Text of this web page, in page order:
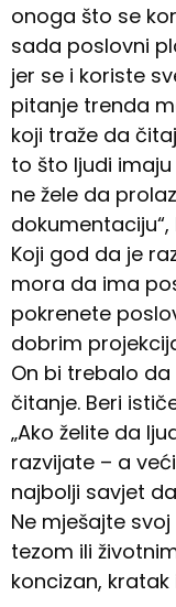
onoga što se
sada poslovni
jer se i koriste
pitanje trenda
koji traže da
to što ljudi
ne žele da
dokumentaciju“,
Koji god da je
mora da ima
pokrenete
dobrim
On bi trebalo
čitanje. Beri
„Ako želite da
razvijate – a
najbolji savjet
Ne mješajte
tezom ili
koncizan, kratak